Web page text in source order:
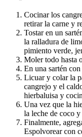
Cocinar los
retirar la carne y
Tostar en un
la ralladura de
pimiento verde,
Moler todo hasta
En una sartén
Licuar y colar la
cangrejo y el
hierbaluisa y
Una vez que la
la leche de coco
Finalmente,
Espolvorear con